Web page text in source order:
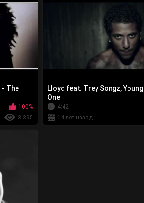
- The
100%
3 395
Lloyd feat. Trey Songz,
One
4:42
14 лет назад